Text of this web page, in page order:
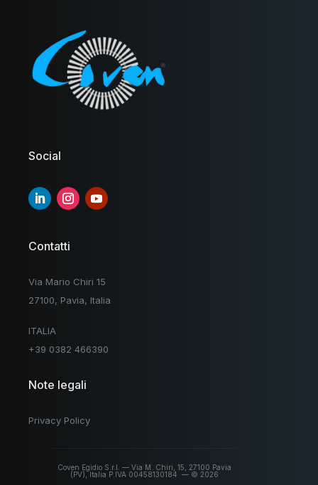
Social
Contatti
Via Mario Chiri 15
27100, Pavia, Italia
ITALIA
+39 0382 466390
Note legali
Privacy Policy
Coven Egidio S.r.l. — Via M. Chiri, 15, 27100 Pavia
(PV), Italia P.IVA 00458130184 — © 2026